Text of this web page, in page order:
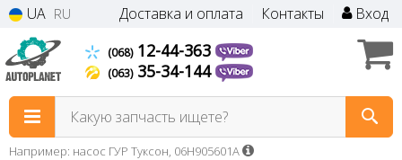
UA RU Доставка и оплата Контакты Вход
(068)12-44-363
(063)35-34-144
Какую запчасть ищете?
Например: насос ГУР Туксон, 06H905601A